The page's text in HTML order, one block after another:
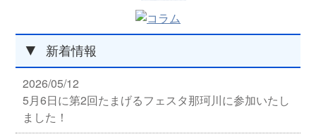
▼ 新着情報
2026/05/12
5月6日に第2回たまげるフェスタ那珂川に参加いたし
ました！